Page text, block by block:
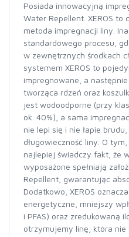
Posiada innowacyjną
Water Repellent. XEROS to
metoda impregnacji liny.
standardowego procesu,
w zewnętrznych środkach
systemem XEROS to
impregnowane, a
tworząca rdzeń oraz
jest wodoodporne (przy
ok. 40%), a sama
nie lepi się i nie łapie
długowieczność liny. O
najlepiej świadczy fakt, że
wyposażone spełniają
Repellent, gwarantując
Dodatkowo, XEROS
energetyczne, mniejszy
i PFAS) oraz zredukowaną
otrzymujemy linę, która nie